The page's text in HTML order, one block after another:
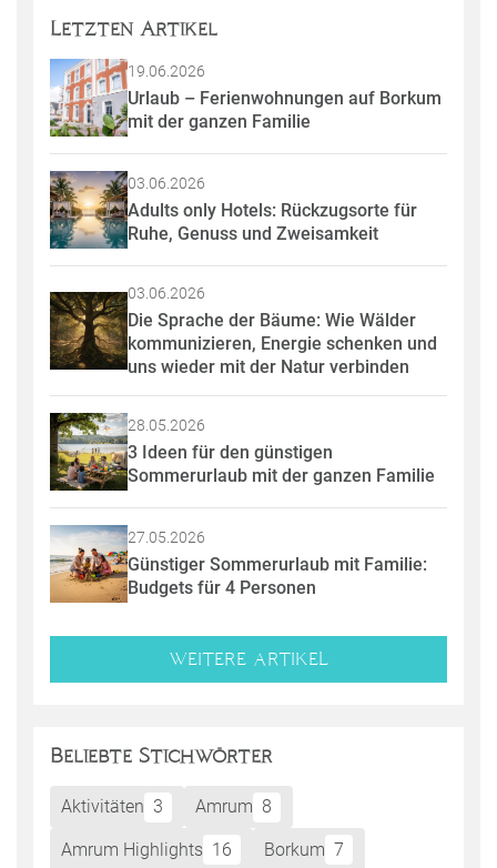
Letzten Artikel
19.06.2026
Urlaub – Ferienwohnungen auf Borkum
mit der ganzen Familie
03.06.2026
Adults only Hotels: Rückzugsorte für
Ruhe, Genuss und Zweisamkeit
03.06.2026
Die Sprache der Bäume: Wie Wälder
kommunizieren, Energie schenken und
uns wieder mit der Natur verbinden
28.05.2026
3 Ideen für den günstigen
Sommerurlaub mit der ganzen Familie
27.05.2026
Günstiger Sommerurlaub mit Familie:
Budgets für 4 Personen
WEITERE ARTIKEL
Beliebte Stichwörter
Aktivitäten 3 Amrum 8
Amrum Highlights 16 Borkum 7